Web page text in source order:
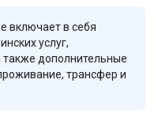
включает в себя
услуг,
дополнительные
трансфер и